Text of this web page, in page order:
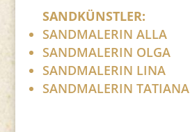
SANDKÜNSTLER:
SANDMALERIN ALLA
SANDMALERIN OLGA
SANDMALERIN LINA
SANDMALERIN TATIANA